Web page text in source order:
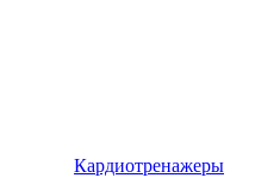
Кардиотренажеры